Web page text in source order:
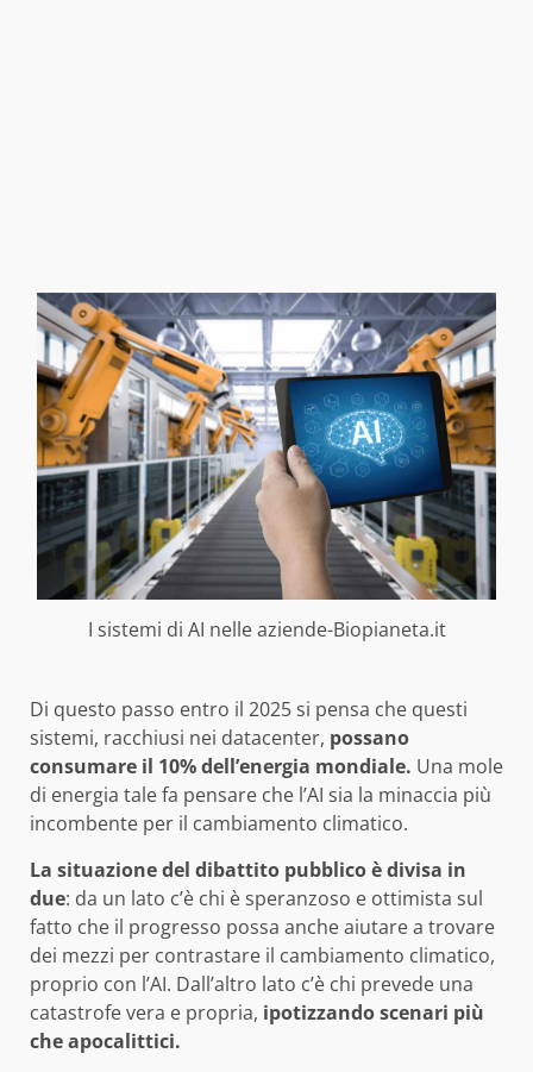
I sistemi di AI nelle aziende-Biopianeta.it
Di questo passo entro il 2025 si pensa che questi
sistemi, racchiusi nei datacenter, possano
consumare il 10% dell’energia mondiale. Una mole
di energia tale fa pensare che l’AI sia la minaccia più
incombente per il cambiamento climatico.
La situazione del dibattito pubblico è divisa in
due: da un lato c’è chi è speranzoso e ottimista sul
fatto che il progresso possa anche aiutare a trovare
dei mezzi per contrastare il cambiamento climatico,
proprio con l’AI. Dall’altro lato c’è chi prevede una
catastrofe vera e propria, ipotizzando scenari più
che apocalittici.